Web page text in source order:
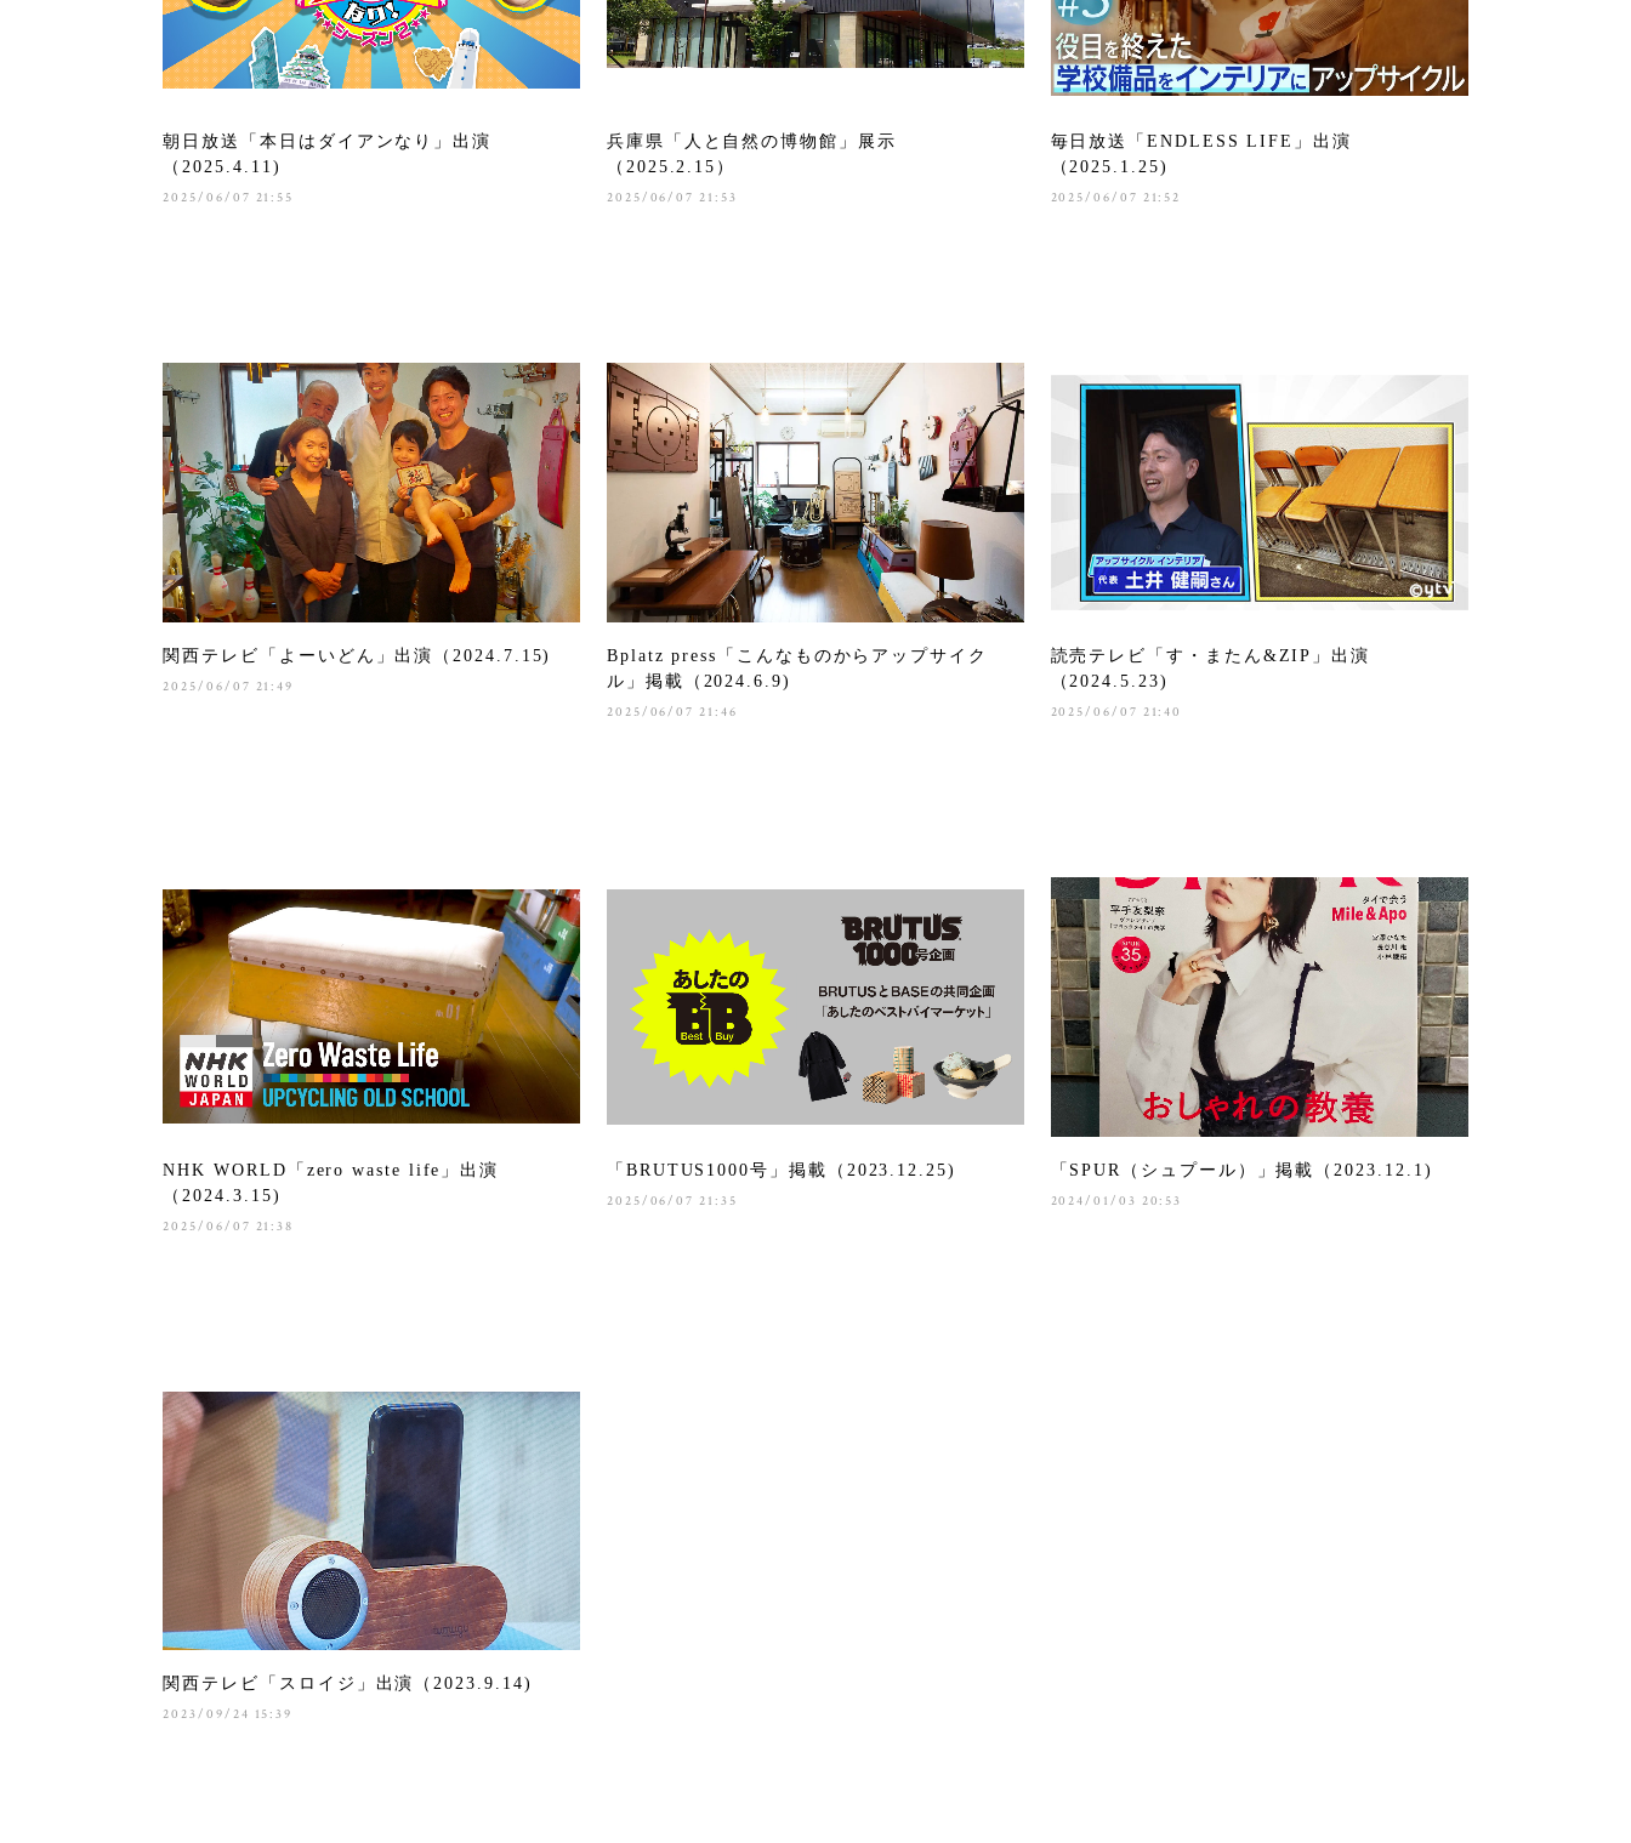
朝日放送「本日はダイアンなり」出演
（2025.4.11)
2025/06/07 21:55
兵庫県「人と自然の博物館」展示
（2025.2.15）
2025/06/07 21:53
毎日放送「ENDLESS LIFE」出演
（2025.1.25)
2025/06/07 21:52
関西テレビ「よーいどん」出演（2024.7.15)
2025/06/07 21:49
Bplatz press「こんなものからアップサイク
ル」掲載（2024.6.9)
2025/06/07 21:46
読売テレビ「す・またん&ZIP」出演
（2024.5.23)
2025/06/07 21:40
NHK WORLD「zero waste life」出演
（2024.3.15)
2025/06/07 21:38
「BRUTUS1000号」掲載（2023.12.25)
2025/06/07 21:35
「SPUR（シュプール）」掲載（2023.12.1)
2024/01/03 20:53
関西テレビ「スロイジ」出演（2023.9.14)
2023/09/24 15:39